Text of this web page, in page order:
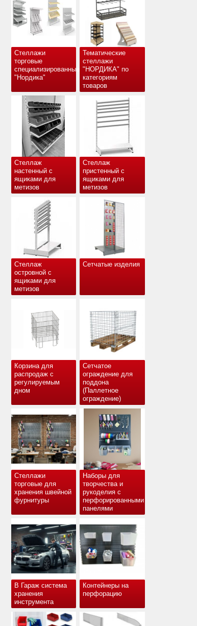
Стеллажи
торговые
специализированные
"Нордика"
Тематические
стеллажи
"НОРДИКА" по
категориям
товаров
Стеллаж
настенный с
ящиками для
метизов
Стеллаж
пристенный с
ящиками для
метизов
Стеллаж
островной с
ящиками для
метизов
Сетчатые изделия
Корзина для
распродаж с
регулируемым
дном
Сетчатое
ограждение для
поддона
(Паллетное
ограждение)
Стеллажи
торговые для
хранения швейной
фурнитуры
Наборы для
творчества и
рукоделия с
перфорированными
панелями
В Гараж система
хранения
инструмента
Контейнеры на
перфорацию